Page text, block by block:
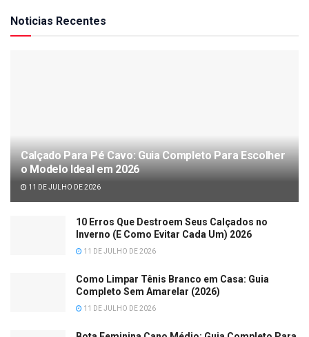
Noticias Recentes
Calçado Para Pé Cavo: Guia Completo Para Escolher
o Modelo Ideal em 2026
11 DE JULHO DE 2026
10 Erros Que Destroem Seus Calçados no
Inverno (E Como Evitar Cada Um) 2026
11 DE JULHO DE 2026
Como Limpar Tênis Branco em Casa: Guia
Completo Sem Amarelar (2026)
11 DE JULHO DE 2026